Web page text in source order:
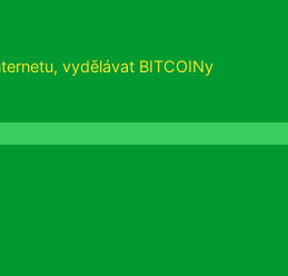
,vydělávat BITCOINy